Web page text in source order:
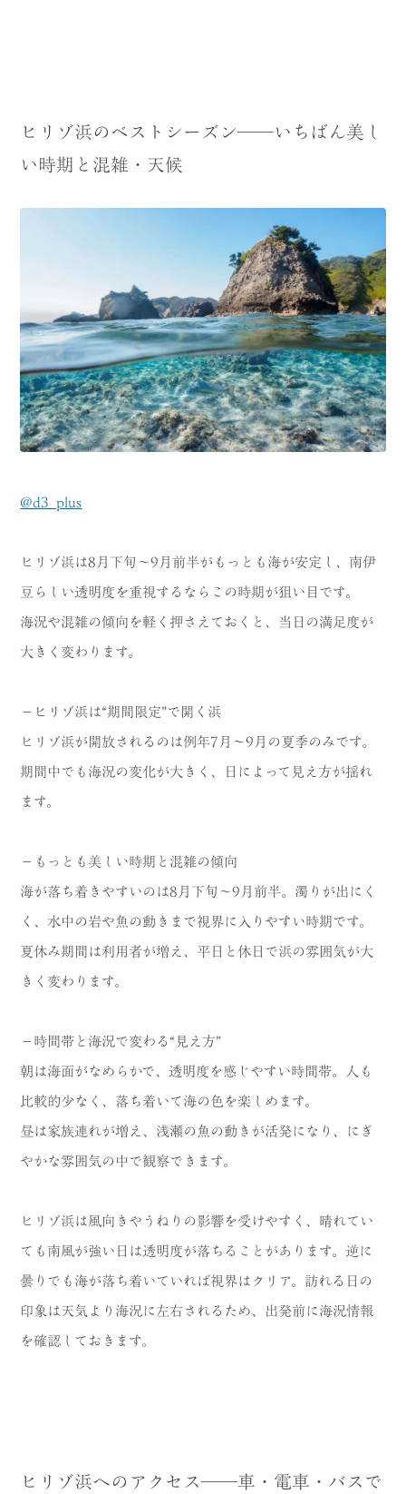
ヒリゾ浜のベストシーズン──いちばん美し
い時期と混雑・天候
@d3_plus
ヒリゾ浜は8月下旬〜9月前半がもっとも海が安定し、南伊
豆らしい透明度を重視するならこの時期が狙い目です。
海況や混雑の傾向を軽く押さえておくと、当日の満足度が
大きく変わります。
－ヒリゾ浜は“期間限定”で開く浜
ヒリゾ浜が開放されるのは例年7月〜9月の夏季のみです。
期間中でも海況の変化が大きく、日によって見え方が揺れ
ます。
－もっとも美しい時期と混雑の傾向
海が落ち着きやすいのは8月下旬〜9月前半。濁りが出にく
く、水中の岩や魚の動きまで視界に入りやすい時期です。
夏休み期間は利用者が増え、平日と休日で浜の雰囲気が大
きく変わります。
－時間帯と海況で変わる“見え方”
朝は海面がなめらかで、透明度を感じやすい時間帯。人も
比較的少なく、落ち着いて海の色を楽しめます。
昼は家族連れが増え、浅瀬の魚の動きが活発になり、にぎ
やかな雰囲気の中で観察できます。
ヒリゾ浜は風向きやうねりの影響を受けやすく、晴れてい
ても南風が強い日は透明度が落ちることがあります。逆に
曇りでも海が落ち着いていれば視界はクリア。訪れる日の
印象は天気より海況に左右されるため、出発前に海況情報
を確認しておきます。
ヒリゾ浜へのアクセス──車・電車・バスで